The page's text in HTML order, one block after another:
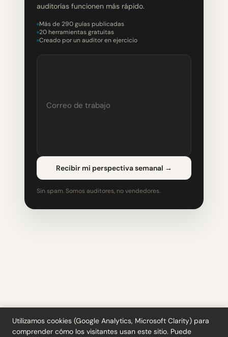
auditorías funcionen más rápido.
Más de 290 guías publicadas
20 herramientas gratuitas
Creado por un auditor en ejercicio
Recibir mi perspectiva semanal →
Sin spam. Somos auditores, no vendedores.
Utilizamos cookies (Google Analytics, Microsoft Clarity) para
comprender cómo los visitantes usan este sitio. Puede